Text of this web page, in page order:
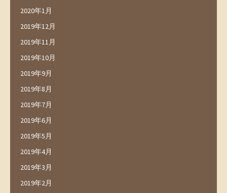
2020年1月
2019年12月
2019年11月
2019年10月
2019年9月
2019年8月
2019年7月
2019年6月
2019年5月
2019年4月
2019年3月
2019年2月